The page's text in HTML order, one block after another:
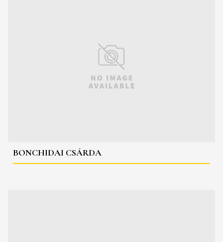
BONCHIDAI CSÁRDA